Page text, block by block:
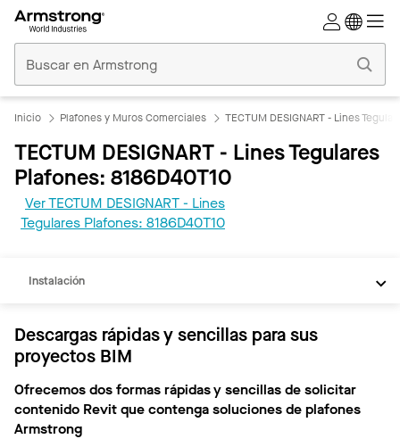
Comerciales
Inicio
Inicio Plafones y Muros Comerciales TECTUM DESIGNART - Lines
TECTUM DESIGNART - Lines Tegulares
Plafones: 8186D40T10
Ver TECTUM DESIGNART - Lines
Tegulares Plafones: 8186D40T10
REVIT
Instalación
Descargas rápidas y sencillas para sus
proyectos BIM
Ofrecemos dos formas rápidas y sencillas de solicitar
contenido Revit que contenga soluciones de plafones
Armstrong